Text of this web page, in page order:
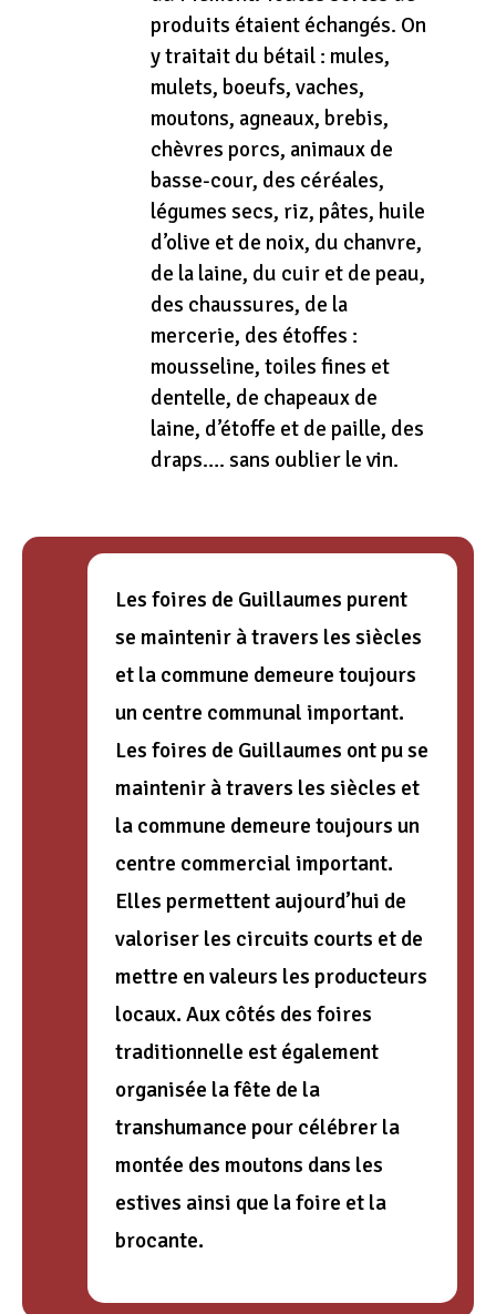
produits étaient échangés. On
y traitait du bétail : mules,
mulets, boeufs, vaches,
moutons, agneaux, brebis,
chèvres porcs, animaux de
basse-cour, des céréales,
légumes secs, riz, pâtes, huile
d’olive et de noix, du chanvre,
de la laine, du cuir et de peau,
des chaussures, de la
mercerie, des étoffes :
mousseline, toiles fines et
dentelle, de chapeaux de
laine, d’étoffe et de paille, des
draps…. sans oublier le vin.
Les foires de Guillaumes purent
se maintenir à travers les siècles
et la commune demeure toujours
un centre communal important.
Les foires de Guillaumes ont pu se
maintenir à travers les siècles et
la commune demeure toujours un
centre commercial important.
Elles permettent aujourd’hui de
valoriser les circuits courts et de
mettre en valeurs les producteurs
locaux. Aux côtés des foires
traditionnelle est également
organisée la fête de la
transhumance pour célébrer la
montée des moutons dans les
estives ainsi que la foire et la
brocante.